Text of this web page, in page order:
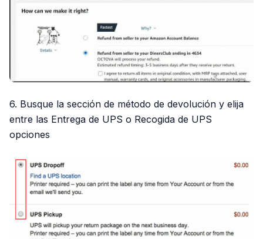
6. Busque la sección de método de devolución y elija
entre las Entrega de UPS o Recogida de UPS
opciones